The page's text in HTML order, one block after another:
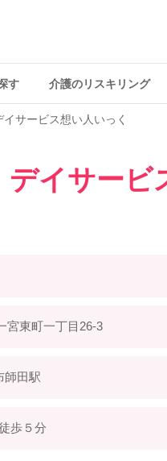
す 介護のリスキリング
イサービス想い人いっく
デイサービ
宮東町一丁目26-3
師田駅
歩５分